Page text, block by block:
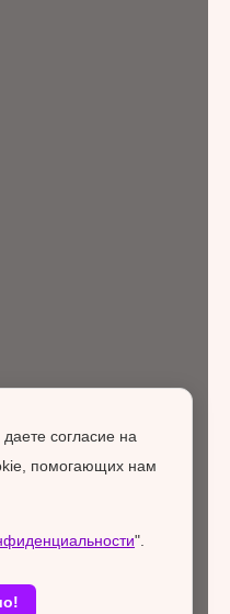
согласие на
помогающих нам
".